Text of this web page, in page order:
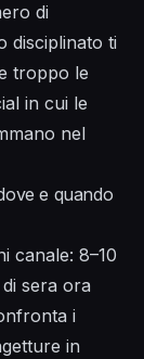
di
disciplinato ti
troppo le
in cui le
nel
e quando
canale: 8–10
sera ora
i
in